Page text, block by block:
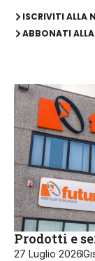
ISCRIVITI ALLA
ABBONATI
Prodotti e
27 Luglio 2026